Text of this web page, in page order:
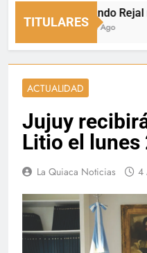
TITULARES
Fernando Rejal
9 Horas Ago
ACTUALIDAD
Jujuy
Litio el lunes
La Quiaca Noticias 4